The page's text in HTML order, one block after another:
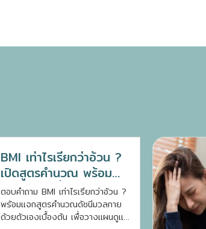
BMI เท่าไรเรียกว่าอ้วน ?
เปิดสูตรคำนวณ พร้อม
แนวทางลดน้ำหนัก
ตอบคำถาม BMI เท่าไรเรียกว่าอ้วน ?
พร้อมแจกสูตรคำนวณดัชนีมวลกาย
ด้วยตัวเองเบื้องต้น เพื่อวางแผนดูแล